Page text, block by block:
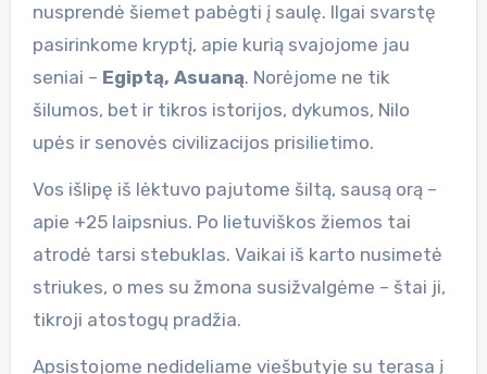
nusprendė šiemet pabėgti į saulę. Ilgai svarstę
pasirinkome kryptį, apie kurią svajojome jau
seniai – Egiptą, Asuaną. Norėjome ne tik
šilumos, bet ir tikros istorijos, dykumos, Nilo
upės ir senovės civilizacijos prisilietimo.
Vos išlipę iš lėktuvo pajutome šiltą, sausą orą –
apie +25 laipsnius. Po lietuviškos žiemos tai
atrodė tarsi stebuklas. Vaikai iš karto nusimetė
striukes, o mes su žmona susižvalgėme – štai ji,
tikroji atostogų pradžia.
Apsistojome nedideliame viešbutyje su terasa į